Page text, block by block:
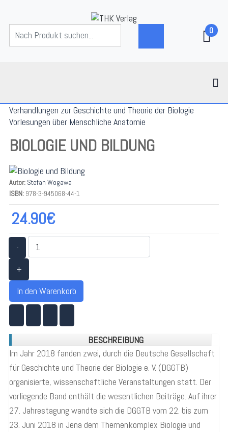
0
Verhandlungen zur Geschichte und Theorie der Biologie
Vorlesungen über Menschliche Anatomie
BIOLOGIE UND BILDUNG
Autor: Stefan Wogawa
ISBN: 978-3-945068-44-1
24.90€
-
+
In den Warenkorb
BESCHREIBUNG
Im Jahr 2018 fanden zwei, durch die Deutsche Gesellschaft
für Geschichte und Theorie der Biologie e. V. (DGGTB)
organisierte, wissenschaftliche Veranstaltungen statt. Der
vorliegende Band enthält die wesentlichen Beiträge. Auf ihrer
27. Jahrestagung wandte sich die DGGTB vom 22. bis zum
23. Juni 2018 in Jena dem Themenkomplex Biologie und